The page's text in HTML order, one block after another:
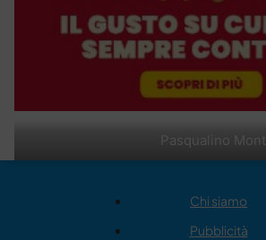
Pasqualino Monti
Chi siamo
Pubblicità